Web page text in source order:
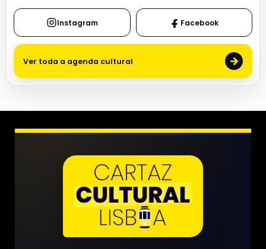
Instagram Facebook
Ver toda a agenda cultural →